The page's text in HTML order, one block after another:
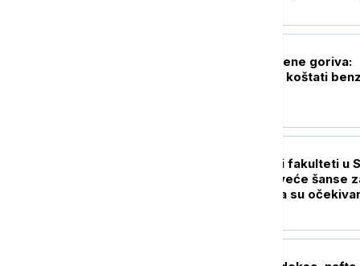
Objavljene nove cene goriva:
Poznato koliko će koštati
Koji su najtraženiji fakulteti u
Gde su danas najveće šanse
zaposlenje i kakva su